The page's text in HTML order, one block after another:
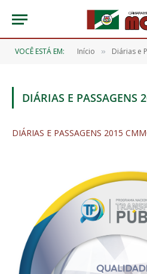
VOCÊ ESTÁ EM: Início » Diárias e
DIÁRIAS E PASSAGENS
DIÁRIAS E PASSAGENS 2015